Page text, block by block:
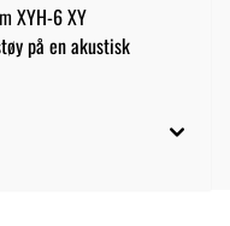
XYH-6 XY
på en akustisk